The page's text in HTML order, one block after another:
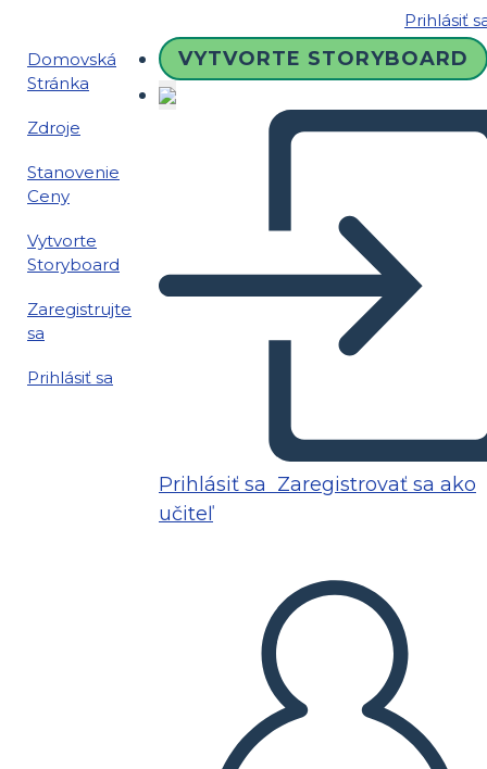
Prihlásiť
Domovská
Stránka
Zdroje
Stanovenie
Ceny
Vytvorte
Storyboard
Zaregistrujte
sa
Prihlásiť sa
VYTVORTE STORYBOARD
Prihlásiť sa Zaregistrovať sa ako
učiteľ